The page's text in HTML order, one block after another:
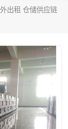
出租 仓储供应链
外包
库
务
发货仓库